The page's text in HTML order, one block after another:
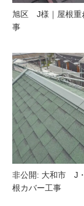
旭区 J様｜屋根重
事
非公開: 大和市 J
根カバー工事